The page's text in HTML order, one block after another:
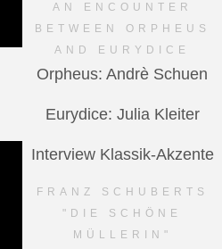
AN ENCOUNTER
BETWEEN ORPHEUS
AND EURYDICE
Orpheus: Andrè Schuen
Eurydice: Julia Kleiter
Interview Klassik-Akzente
FRANZ SCHUBERTS
"DIE SCHÖNE
MÜLLERIN"